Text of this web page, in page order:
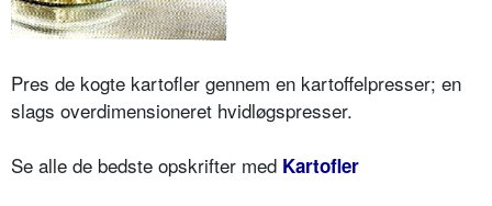
Pres de kogte kartofler gennem en kartoffelpresser; en
slags overdimensioneret hvidløgspresser.
Se alle de bedste opskrifter med Kartofler